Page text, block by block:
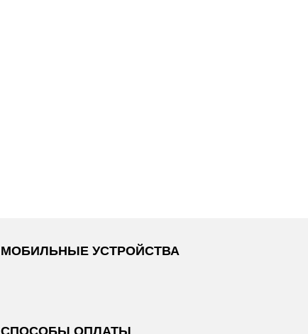
МОБИЛЬНЫЕ УСТРОЙСТВА
СПОСОБЫ ОПЛАТЫ